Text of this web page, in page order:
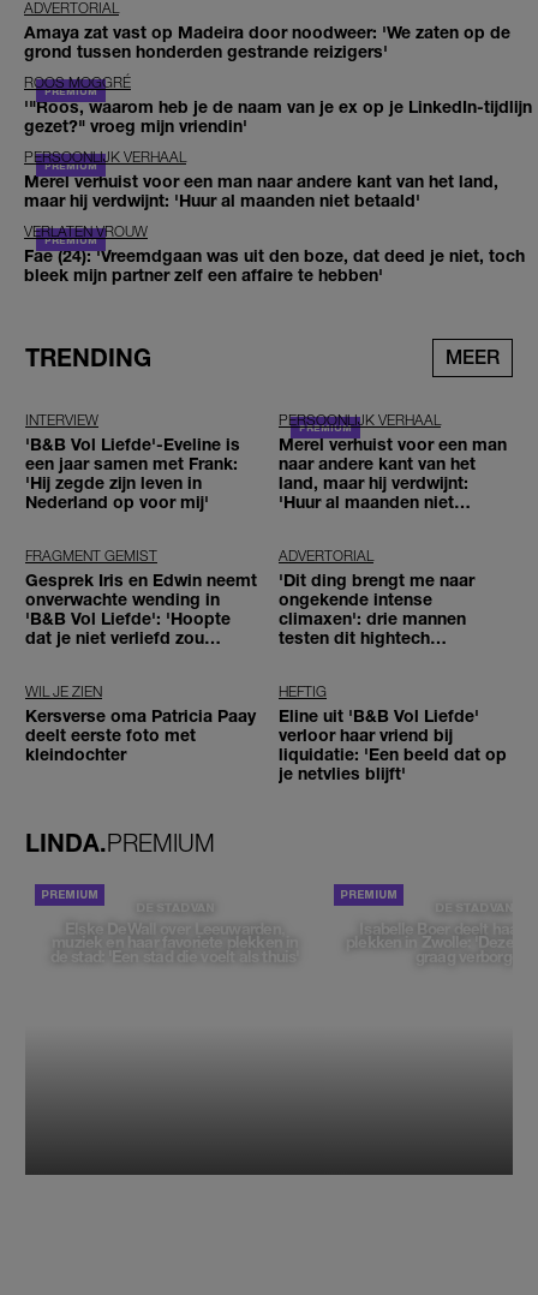
ADVERTORIAL
Amaya zat vast op Madeira door noodweer: 'We zaten op de
grond tussen honderden gestrande reizigers'
ROOS MOGGRÉ
'"Roos, waarom heb je de naam van je ex op je LinkedIn-tijdlijn
gezet?" vroeg mijn vriendin'
PERSOONLIJK VERHAAL
Merel verhuist voor een man naar andere kant van het land,
maar hij verdwijnt: 'Huur al maanden niet betaald'
VERLATEN VROUW
Fae (24): 'Vreemdgaan was uit den boze, dat deed je niet, toch
bleek mijn partner zelf een affaire te hebben'
TRENDING MEER
INTERVIEW
'B&B Vol Liefde'-Eveline is
een jaar samen met Frank:
'Hij zegde zijn leven in
Nederland op voor mij'
PERSOONLIJK VERHAAL
Merel verhuist voor een man
naar andere kant van het
land, maar hij verdwijnt:
'Huur al maanden niet
FRAGMENT GEMIST
Gesprek Iris en Edwin neemt
onverwachte wending in
'B&B Vol Liefde': 'Hoopte
dat je niet verliefd zou
ADVERTORIAL
'Dit ding brengt me naar
ongekende intense
climaxen': drie mannen
testen dit hightech
WIL JE ZIEN
Kersverse oma Patricia Paay
deelt eerste foto met
kleindochter
HEFTIG
Eline uit 'B&B Vol Liefde'
verloor haar vriend bij
liquidatie: 'Een beeld dat op
je netvlies blijft'
LINDA.PREMIUM
DE STAD VAN
Elske DeWall over Leeuwarden,
muziek en haar favoriete plekken in
de stad: 'Een stad die voelt als thuis'
DE STAD VAN
Isabelle Boer deelt haar
plekken in Zwolle: 'Deze
graag verborgen'